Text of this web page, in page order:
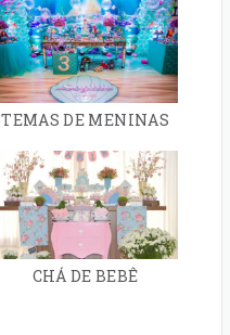
TEMAS DE MENINAS
CHÁ DE BEBÊ